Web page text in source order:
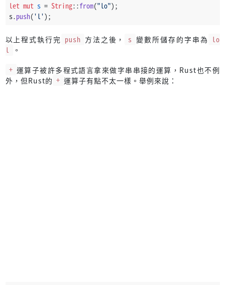
let mut s = String::from("lo");
s.push('l');
以上程式執行完 push 方法之後， s 變數所儲存的字串為 lo
l
。
+ 運算子被許多程式語言拿來做字串串接的運算，Rust也不例
外，但Rust的 + 運算子有點不太一樣。舉例來說：